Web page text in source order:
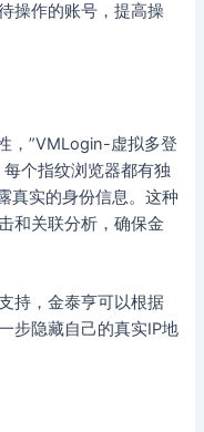
操作的账号，提高操
，”VMLogin-虚拟多登
个指纹浏览器都有独
真实的身份信息。这种
和关联分析，确保金
持，金泰亨可以根据
步隐藏自己的真实IP地